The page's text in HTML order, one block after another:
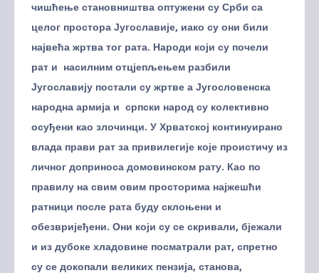
чишћење становништва оптужени су Срби са
целог простора Југославије, иако су они били
највећа жртва тог рата. Народи који су почели
рат и насилним отцјепљењем разбили
Југославију постали су жртве а Југословенска
народна армија и српски народ су колективно
осуђени као злочинци. У Хрватској континуирано
влада прави рат за привилегије које проистичу из
личног доприноса домовинском рату. Као по
правилу на свим овим просторима најжешћи
ратници после рата буду склоњени и
обезвријеђени. Они који су се скривали, бјежали
и из дубоке хладовине посматрали рат, спретно
су се докопали великих пензија, станова,